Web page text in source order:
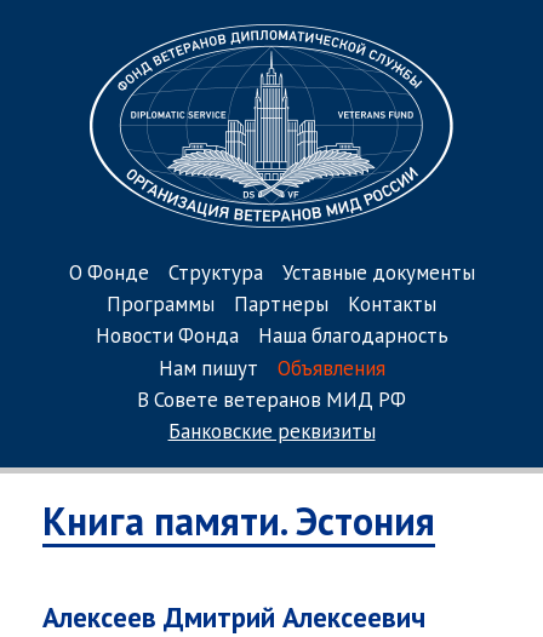
О Фонде Структура
Уставные документы
Программы
Партнеры
Контакты
Новости Фонда
Наша благодарность
Нам пишут
Объявления
В Совете ветеранов МИД РФ
Банковские реквизиты
Книга памяти. Эстония
Алексеев Дмитрий Алексеевич